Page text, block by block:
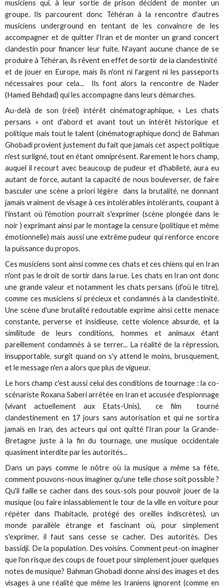
musiciens qui, à leur sortie de prison décident de monter un
groupe. Ils parcourent donc Téhéran à la rencontre d'autres
musiciens underground en tentant de les convaincre de les
accompagner et de quitter l'Iran et de monter un grand concert
clandestin pour financer leur fuite. N'ayant aucune chance de se
produire à Téhéran, ils rêvent en effet de sortir de la clandestinité
et de jouer en Europe, mais ils n'ont ni l'argent ni les passeports
nécessaires pour cela... Ils font alors la rencontre de Nader
(Hamed Behdad) qui les accompagne dans leurs démarches.
Au-delà de son (réel) intérêt cinématographique, « Les chats
persans » ont d'abord et avant tout un intérêt historique et
politique mais tout le talent (cinématographique donc) de Bahman
Ghobadi provient justement du fait que jamais cet aspect politique
n'est surligné, tout en étant omniprésent. Rarement le hors champ,
auquel il recourt avec beaucoup de pudeur et d'habileté, aura eu
autant de force, autant la capacité de nous bouleverser, de faire
basculer une scène a priori légère dans la brutalité, ne donnant
jamais vraiment de visage à ces intolérables intolérants, coupant à
l'instant où l'émotion pourrait s'exprimer (scène plongée dans le
noir ) exprimant ainsi par le montage la censure (politique et même
émotionnelle) mais aussi une extrême pudeur qui renforce encore
la puissance du propos.
Ces musiciens sont ainsi comme ces chats et ces chiens qui en Iran
n'ont pas le droit de sortir dans la rue. Les chats en Iran ont donc
une grande valeur et notamment les chats persans (d'où le titre),
comme ces musiciens si précieux et condamnés à la clandestinité.
Une scène d'une brutalité redoutable exprime ainsi cette menace
constante, perverse et insidieuse, cette violence absurde, et la
similitude de leurs conditions, hommes et animaux étant
pareillement condamnés à se terrer... La réalité de la répression,
insupportable, surgit quand on s'y attend le moins, brusquement,
et le message n'en a alors que plus de vigueur.
Le hors champ c'est aussi celui des conditions de tournage : la co-
scénariste Roxana Saberi arrêtée en Iran et accusée d'espionnage
(vivant actuellement aux Etats-Unis), ce film tourné
clandestinement en 17 jours sans autorisation et qui ne sortira
jamais en Iran, des acteurs qui ont quitté l'Iran pour la Grande-
Bretagne juste à la fin du tournage, une musique occidentale
quasiment interdite par les autorités...
Dans un pays comme le nôtre où la musique a même sa fête,
comment pouvons-nous imaginer qu'une telle chose soit possible ?
Qu'il faille se cacher dans des sous-sols pour pouvoir jouer de la
musique (ou faire inlassablement le tour de la ville en voiture pour
répèter dans l'habitacle, protégé des oreilles indiscrètes), un
monde parallèle étrange et fascinant où, pour simplement
s'exprimer, il faut sans cesse se cacher. Des autorités. Des
bassidji. De la population. Des voisins. Comment peut-on imaginer
que l'on risque des coups de fouet pour simplement jouer quelques
notes de musique? Bahman Ghobadi donne ainsi des images et des
visages à une réalité que même les Iraniens ignorent (comme en